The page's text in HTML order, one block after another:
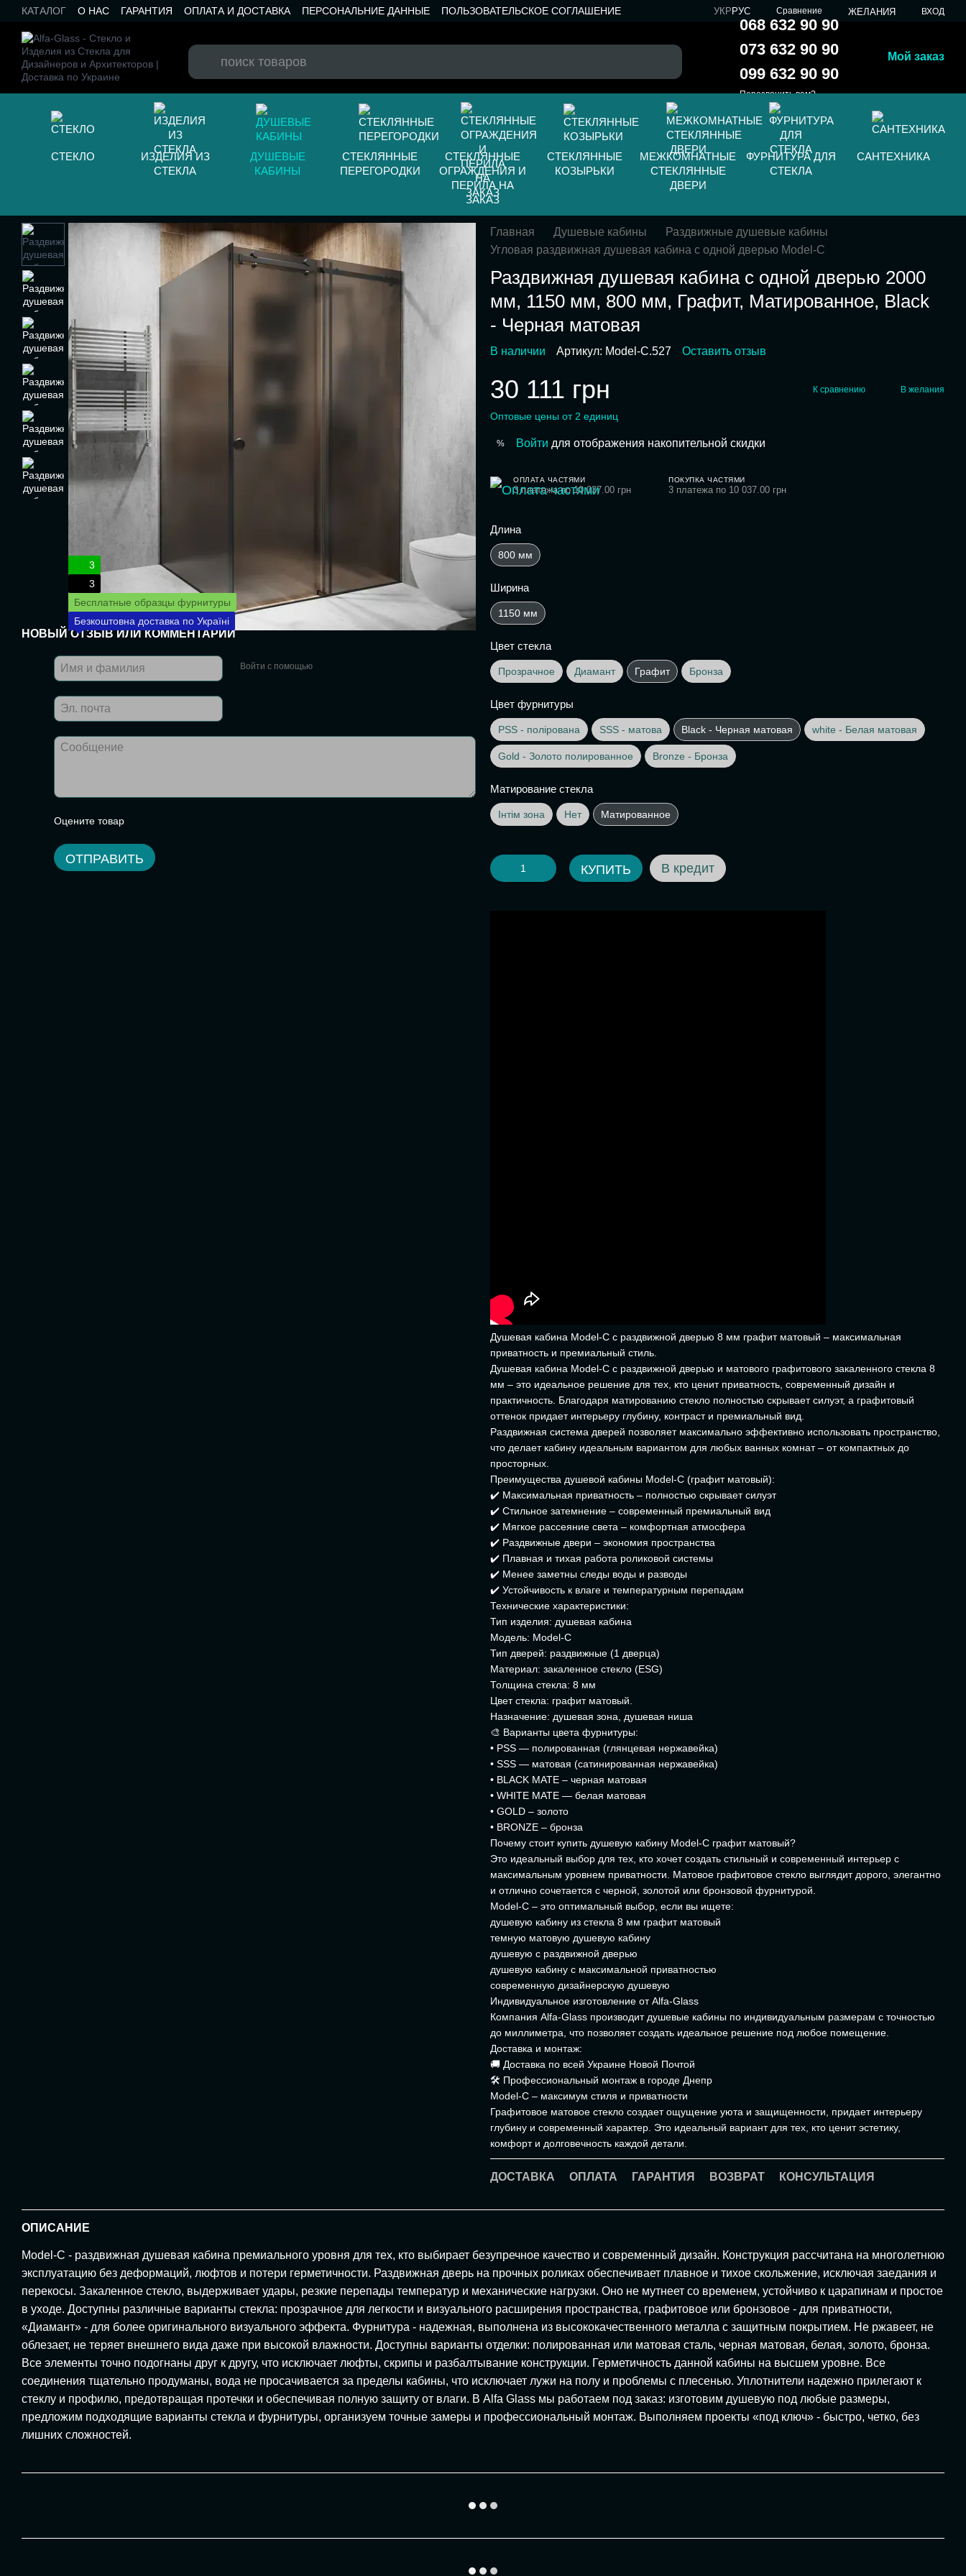
Перейти к основному контенту
КАТАЛОГ О НАС ГАРАНТИЯ ОПЛАТА И ДОСТАВКА ПЕРСОНАЛЬНИЕ ДАННЫЕ
ПОЛЬЗОВАТЕЛЬСКОЕ СОГЛАШЕНИЕ
УКРРУС Сравнение ЖЕЛАНИЯ ВХОД
068 632 90 90
073 632 90 90
099 632 90 90
Перезвонить вам?
Мой заказ
СТЕКЛО
ИЗДЕЛИЯ ИЗ
СТЕКЛА
ДУШЕВЫЕ
КАБИНЫ
СТЕКЛЯННЫЕ
ПЕРЕГОРОДКИ
СТЕКЛЯННЫЕ
ОГРАЖДЕНИЯ И
ПЕРИЛА НА
ЗАКАЗ
СТЕКЛЯННЫЕ
КОЗЫРЬКИ
МЕЖКОМНАТНЫЕ
СТЕКЛЯННЫЕ
ДВЕРИ
ФУРНИТУРА ДЛЯ
СТЕКЛА
САНТЕХНИКА
3
3
Бесплатные образцы фурнитуры
Безкоштовна доставка по Україні
НОВЫЙ ОТЗЫВ ИЛИ КОММЕНТАРИЙ
Войти с помощью
Оцените товар
ОТПРАВИТЬ
Главная Душевые кабины
Раздвижные душевые кабины
Угловая раздвижная душевая кабина с одной дверью Model-C
Раздвижная душевая кабина с одной дверью 2000
мм, 1150 мм, 800 мм, Графит, Матированное, Black
- Черная матовая
В наличии Артикул: Model-C.527 Оставить отзыв
30 111 грн К сравнению В желания
Оптовые цены от 2 единиц
% Войти для отображения накопительной скидки
ОПЛАТА ЧАСТЯМИ
3 платежа по 10 037.00 грн
ПОКУПКА ЧАСТЯМИ
3 платежа по 10 037.00 грн
Длина
800 мм
Ширина
1150 мм
Цвет стекла
Прозрачное Диамант Графит Бронза
Цвет фурнитуры
PSS - полірована SSS - матова Black - Черная матовая white - Белая матовая
Gold - Золото полированное Bronze - Бронза
Матирование стекла
Інтім зона Нет Матированное
КУПИТЬ В кредит
Душевая кабина Model-C с раздвижной дверью 8 мм графит матовый – максимальная
приватность и премиальный стиль.
Душевая кабина Model-C с раздвижной дверью и матового графитового закаленного стекла 8
мм – это идеальное решение для тех, кто ценит приватность, современный дизайн и
практичность. Благодаря матированию стекло полностью скрывает силуэт, а графитовый
оттенок придает интерьеру глубину, контраст и премиальный вид.
Раздвижная система дверей позволяет максимально эффективно использовать пространство,
что делает кабину идеальным вариантом для любых ванных комнат – от компактных до
просторных.
Преимущества душевой кабины Model-C (графит матовый):
✔️ Максимальная приватность – полностью скрывает силуэт
✔️ Стильное затемнение – современный премиальный вид
✔️ Мягкое рассеяние света – комфортная атмосфера
✔️ Раздвижные двери – экономия пространства
✔️ Плавная и тихая работа роликовой системы
✔️ Менее заметны следы воды и разводы
✔️ Устойчивость к влаге и температурным перепадам
Технические характеристики:
Тип изделия: душевая кабина
Модель: Model-C
Тип дверей: раздвижные (1 дверца)
Материал: закаленное стекло (ESG)
Толщина стекла: 8 мм
Цвет стекла: графит матовый.
Назначение: душевая зона, душевая ниша
🎨 Варианты цвета фурнитуры:
• PSS — полированная (глянцевая нержавейка)
• SSS — матовая (сатинированная нержавейка)
• BLACK MATE – черная матовая
• WHITE MATE — белая матовая
• GOLD – золото
• BRONZE – бронза
Почему стоит купить душевую кабину Model-C графит матовый?
Это идеальный выбор для тех, кто хочет создать стильный и современный интерьер с
максимальным уровнем приватности. Матовое графитовое стекло выглядит дорого, элегантно
и отлично сочетается с черной, золотой или бронзовой фурнитурой.
Model-C – это оптимальный выбор, если вы ищете:
душевую кабину из стекла 8 мм графит матовый
темную матовую душевую кабину
душевую с раздвижной дверью
душевую кабину с максимальной приватностью
современную дизайнерскую душевую
Индивидуальное изготовление от Alfa-Glass
Компания Alfa-Glass производит душевые кабины по индивидуальным размерам с точностью
до миллиметра, что позволяет создать идеальное решение под любое помещение.
Доставка и монтаж:
🚚 Доставка по всей Украине Новой Почтой
🛠 Профессиональный монтаж в городе Днепр
Model-C – максимум стиля и приватности
Графитовое матовое стекло создает ощущение уюта и защищенности, придает интерьеру
глубину и современный характер. Это идеальный вариант для тех, кто ценит эстетику,
комфорт и долговечность каждой детали.
ДОСТАВКА ОПЛАТА ГАРАНТИЯ ВОЗВРАТ КОНСУЛЬТАЦИЯ
ОПИСАНИЕ
Model-C - раздвижная душевая кабина премиального уровня для тех, кто выбирает безупречное качество и современный дизайн. Конструкция рассчитана на многолетнюю
эксплуатацию без деформаций, люфтов и потери герметичности. Раздвижная дверь на прочных роликах обеспечивает плавное и тихое скольжение, исключая заедания и
перекосы. Закаленное стекло, выдерживает удары, резкие перепады температур и механические нагрузки. Оно не мутнеет со временем, устойчиво к царапинам и простое
в уходе. Доступны различные варианты стекла: прозрачное для легкости и визуального расширения пространства, графитовое или бронзовое - для приватности,
«Диамант» - для более оригинального визуального эффекта. Фурнитура - надежная, выполнена из высококачественного металла с защитным покрытием. Не ржавеет, не
облезает, не теряет внешнего вида даже при высокой влажности. Доступны варианты отделки: полированная или матовая сталь, черная матовая, белая, золото, бронза.
Все элементы точно подогнаны друг к другу, что исключает люфты, скрипы и разбалтывание конструкции. Герметичность данной кабины на высшем уровне. Все
соединения тщательно продуманы, вода не просачивается за пределы кабины, что исключает лужи на полу и проблемы с плесенью. Уплотнители надежно прилегают к
стеклу и профилю, предотвращая протечки и обеспечивая полную защиту от влаги. В Alfa Glass мы работаем под заказ: изготовим душевую под любые размеры,
предложим подходящие варианты стекла и фурнитуры, организуем точные замеры и профессиональный монтаж. Выполняем проекты «под ключ» - быстро, четко, без
лишних сложностей.